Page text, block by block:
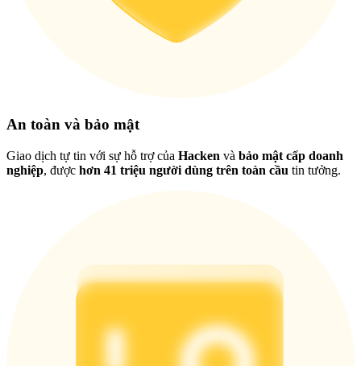
An toàn và bảo mật
Giao dịch tự tin với sự hỗ trợ của Hacken và bảo mật cấp doanh
nghiệp, được hơn 41 triệu người dùng trên toàn cầu tin tưởng.